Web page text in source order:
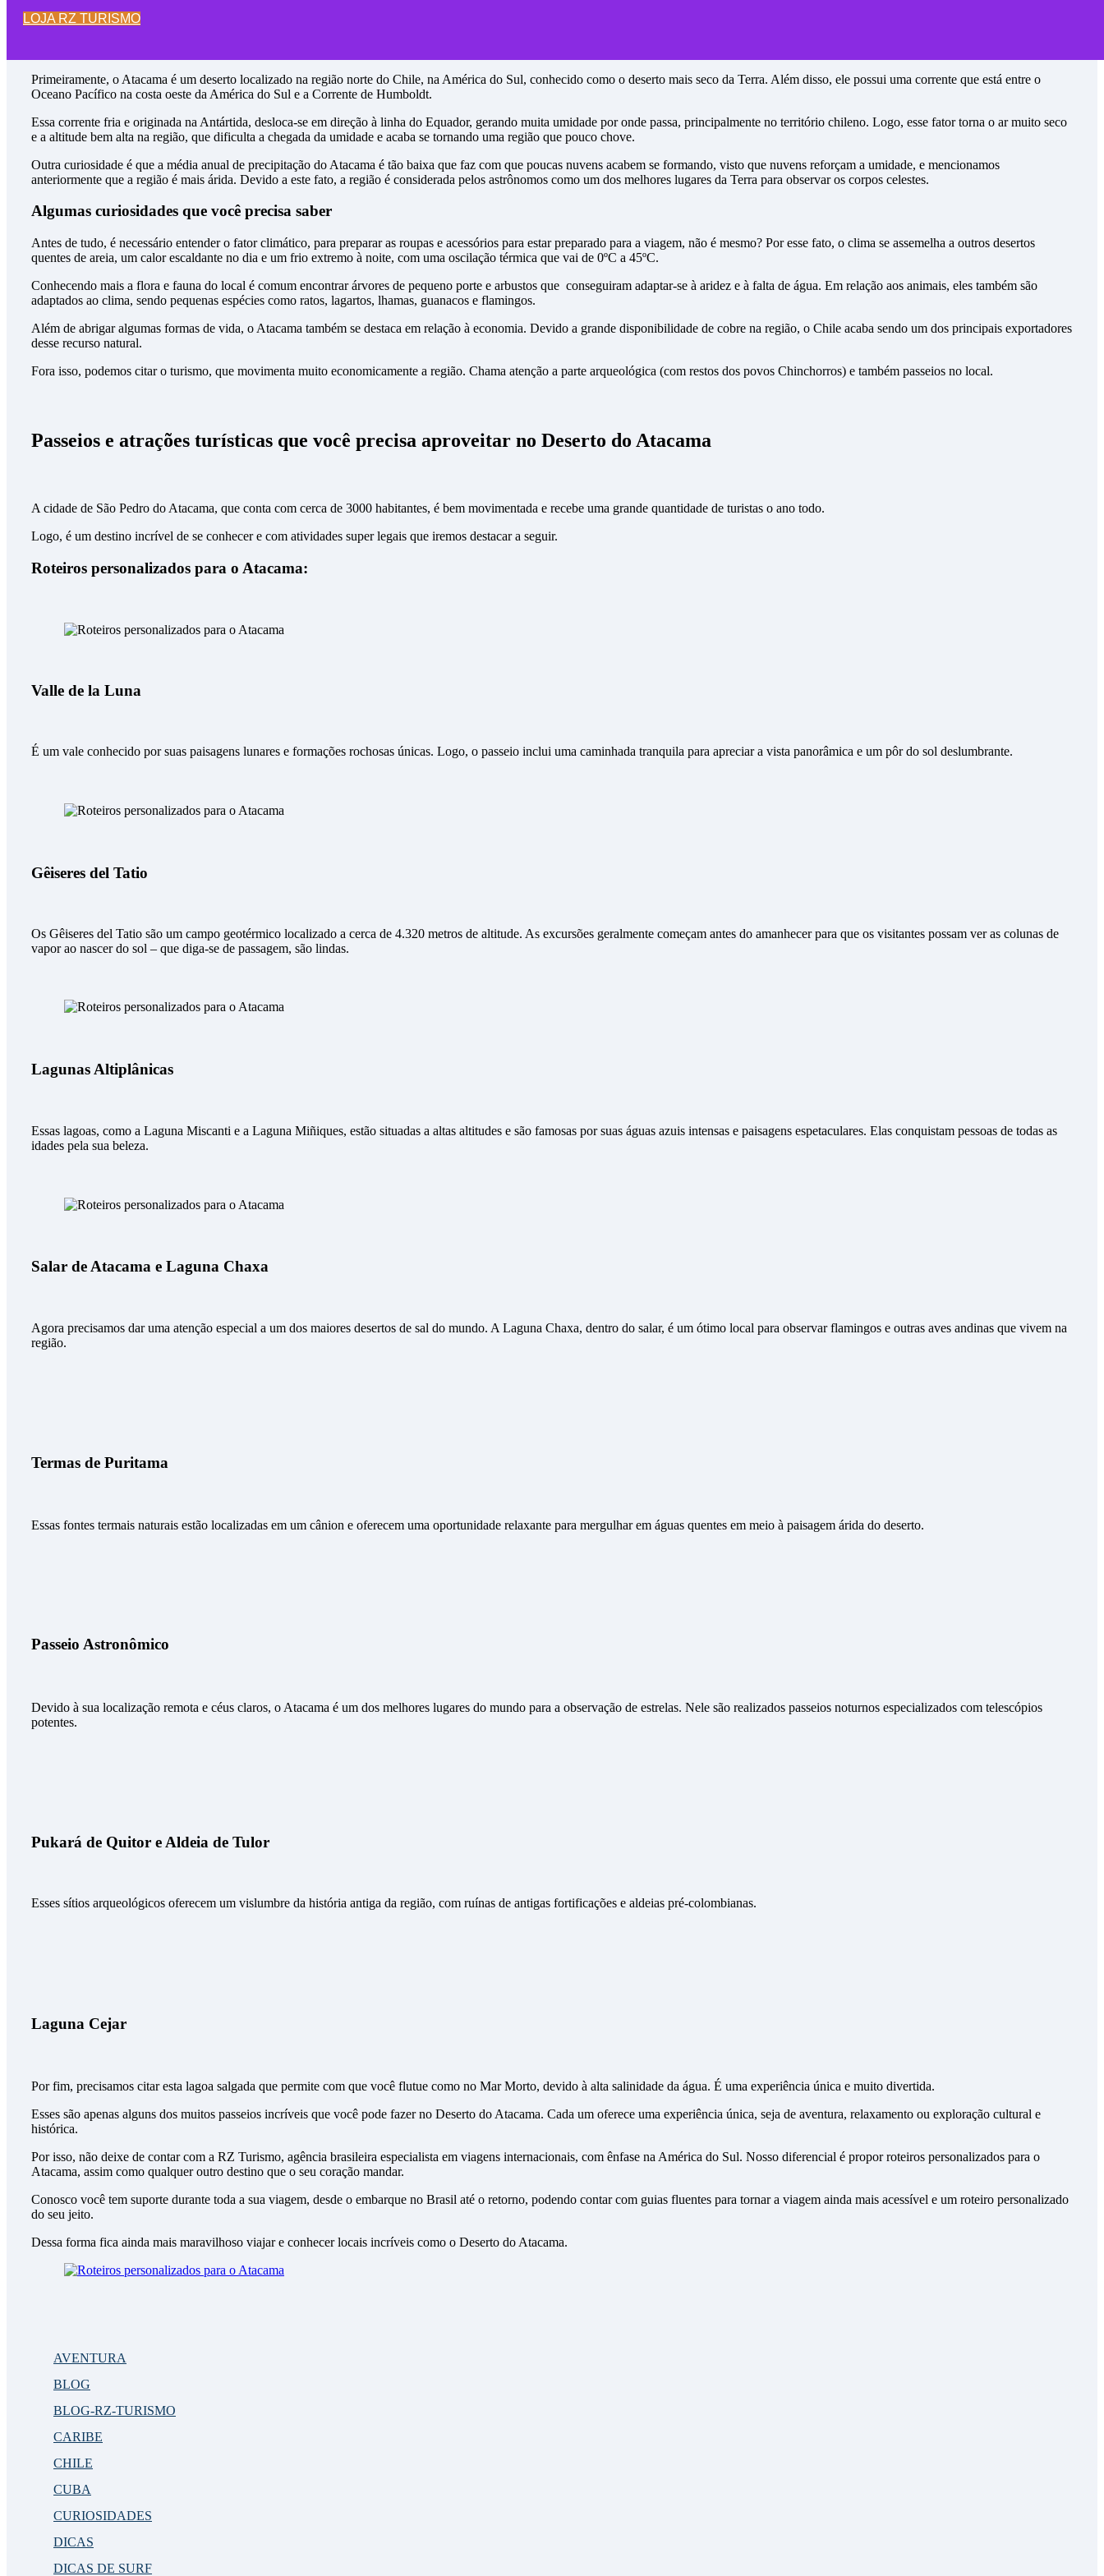
LOJA RZ TURISMO
Conhecendo a região: Deserto do Atacama
Primeiramente, o Atacama é um deserto localizado na região norte do Chile, na América do Sul, conhecido como o deserto mais seco da Terra. Além disso, ele possui uma corrente que está entre o
Oceano Pacífico na costa oeste da América do Sul e a Corrente de Humboldt.
Essa corrente fria e originada na Antártida, desloca-se em direção à linha do Equador, gerando muita umidade por onde passa, principalmente no território chileno. Logo, esse fator torna o ar muito seco
e a altitude bem alta na região, que dificulta a chegada da umidade e acaba se tornando uma região que pouco chove.
Outra curiosidade é que a média anual de precipitação do Atacama é tão baixa que faz com que poucas nuvens acabem se formando, visto que nuvens reforçam a umidade, e mencionamos
anteriormente que a região é mais árida. Devido a este fato, a região é considerada pelos astrônomos como um dos melhores lugares da Terra para observar os corpos celestes.
Algumas curiosidades que você precisa saber
Antes de tudo, é necessário entender o fator climático, para preparar as roupas e acessórios para estar preparado para a viagem, não é mesmo? Por esse fato, o clima se assemelha a outros desertos
quentes de areia, um calor escaldante no dia e um frio extremo à noite, com uma oscilação térmica que vai de 0ºC a 45ºC.
Conhecendo mais a flora e fauna do local é comum encontrar árvores de pequeno porte e arbustos que conseguiram adaptar-se à aridez e à falta de água. Em relação aos animais, eles também são
adaptados ao clima, sendo pequenas espécies como ratos, lagartos, lhamas, guanacos e flamingos.
Além de abrigar algumas formas de vida, o Atacama também se destaca em relação à economia. Devido a grande disponibilidade de cobre na região, o Chile acaba sendo um dos principais exportadores
desse recurso natural.
Fora isso, podemos citar o turismo, que movimenta muito economicamente a região. Chama atenção a parte arqueológica (com restos dos povos Chinchorros) e também passeios no local.
Passeios e atrações turísticas que você precisa aproveitar no Deserto do Atacama
A cidade de São Pedro do Atacama, que conta com cerca de 3000 habitantes, é bem movimentada e recebe uma grande quantidade de turistas o ano todo.
Logo, é um destino incrível de se conhecer e com atividades super legais que iremos destacar a seguir.
Roteiros personalizados para o Atacama:
Valle de la Luna
É um vale conhecido por suas paisagens lunares e formações rochosas únicas. Logo, o passeio inclui uma caminhada tranquila para apreciar a vista panorâmica e um pôr do sol deslumbrante.
Gêiseres del Tatio
Os Gêiseres del Tatio são um campo geotérmico localizado a cerca de 4.320 metros de altitude. As excursões geralmente começam antes do amanhecer para que os visitantes possam ver as colunas de
vapor ao nascer do sol – que diga-se de passagem, são lindas.
Lagunas Altiplânicas
Essas lagoas, como a Laguna Miscanti e a Laguna Miñiques, estão situadas a altas altitudes e são famosas por suas águas azuis intensas e paisagens espetaculares. Elas conquistam pessoas de todas as
idades pela sua beleza.
Salar de Atacama e Laguna Chaxa
Agora precisamos dar uma atenção especial a um dos maiores desertos de sal do mundo. A Laguna Chaxa, dentro do salar, é um ótimo local para observar flamingos e outras aves andinas que vivem na
região.
Termas de Puritama
Essas fontes termais naturais estão localizadas em um cânion e oferecem uma oportunidade relaxante para mergulhar em águas quentes em meio à paisagem árida do deserto.
Passeio Astronômico
Devido à sua localização remota e céus claros, o Atacama é um dos melhores lugares do mundo para a observação de estrelas. Nele são realizados passeios noturnos especializados com telescópios
potentes.
Pukará de Quitor e Aldeia de Tulor
Esses sítios arqueológicos oferecem um vislumbre da história antiga da região, com ruínas de antigas fortificações e aldeias pré-colombianas.
Laguna Cejar
Por fim, precisamos citar esta lagoa salgada que permite com que você flutue como no Mar Morto, devido à alta salinidade da água. É uma experiência única e muito divertida.
Esses são apenas alguns dos muitos passeios incríveis que você pode fazer no Deserto do Atacama. Cada um oferece uma experiência única, seja de aventura, relaxamento ou exploração cultural e
histórica.
Por isso, não deixe de contar com a RZ Turismo, agência brasileira especialista em viagens internacionais, com ênfase na América do Sul. Nosso diferencial é propor roteiros personalizados para o
Atacama, assim como qualquer outro destino que o seu coração mandar.
Conosco você tem suporte durante toda a sua viagem, desde o embarque no Brasil até o retorno, podendo contar com guias fluentes para tornar a viagem ainda mais acessível e um roteiro personalizado
do seu jeito.
Dessa forma fica ainda mais maravilhoso viajar e conhecer locais incríveis como o Deserto do Atacama.
AVENTURA
BLOG
BLOG-RZ-TURISMO
CARIBE
CHILE
CUBA
CURIOSIDADES
DICAS
DICAS DE SURF